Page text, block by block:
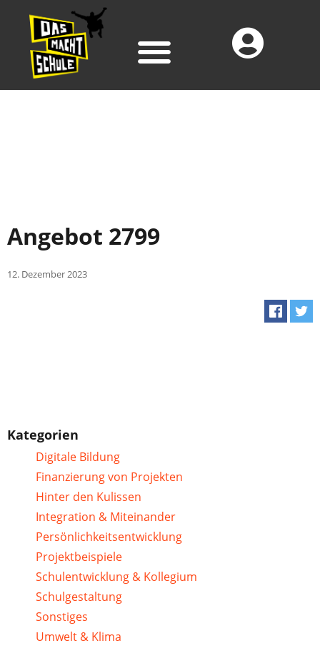
Angebot 2799
12. Dezember 2023
Kategorien
Digitale Bildung
Finanzierung von Projekten
Hinter den Kulissen
Integration & Miteinander
Persönlichkeitsentwicklung
Projektbeispiele
Schulentwicklung & Kollegium
Schulgestaltung
Sonstiges
Umwelt & Klima